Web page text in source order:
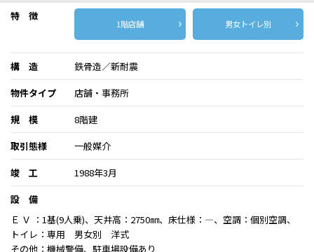
特 徴
1階店舗 男女トイレ別
構 造
鉄骨造／新耐震
物件タイプ
店舗・事務所
規 模
8階建
取引態様
一般媒介
竣 工
1988年3月
設 備
Ｅ Ｖ ：1基(9人乗)、天井高：2750㎜、床仕様：―、空調：個別空調、
トイレ：専用 男女別 洋式
その他：機械警備、駐車場設備あり